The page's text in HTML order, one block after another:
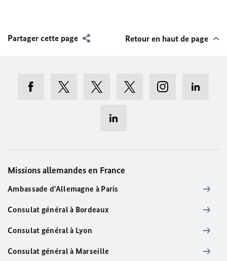
Partager cette page Retour en haut de page
Missions allemandes en France
Ambassade d'Allemagne à Paris
Consulat général à Bordeaux
Consulat général à Lyon
Consulat général à Marseille